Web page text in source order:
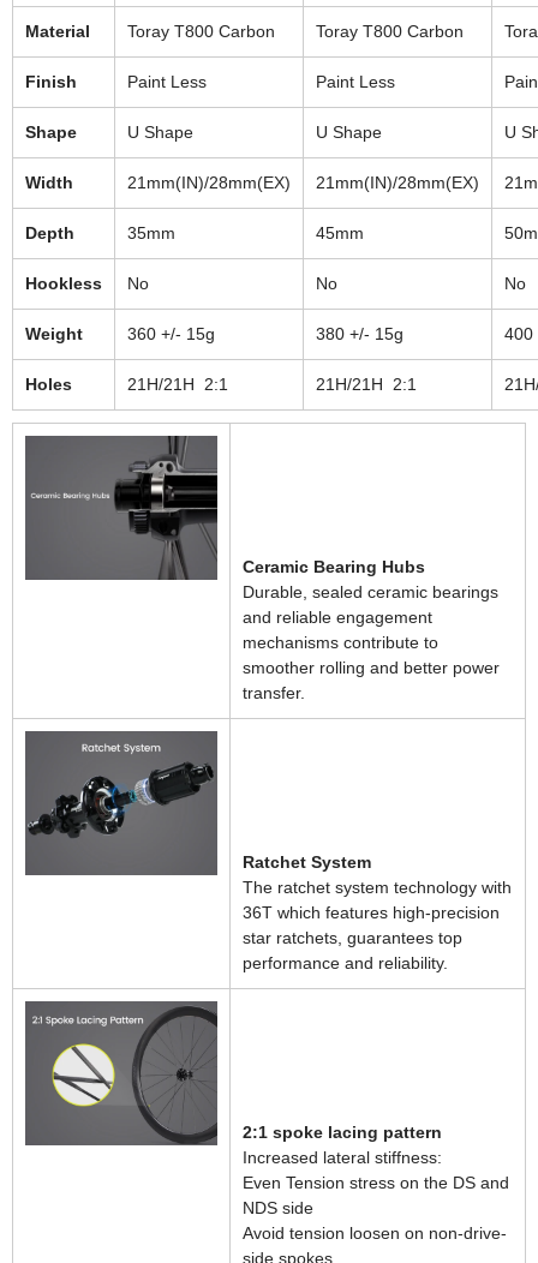
Material Toray T800 Carbon Toray T800 Carbon
Finish Paint Less Paint Less
Shape U Shape U Shape U
Width 21mm(IN)/28mm(EX) 21mm(IN)/28mm(EX)
Depth 35mm 45mm
Hookless No No No
Weight 360 +/- 15g 380 +/- 15g 400
Holes 21H/21H 2:1 21H/21H 2:1
Ceramic Bearing Hubs
Durable, sealed ceramic bearings
and reliable engagement
mechanisms contribute to
smoother rolling and better power
transfer.
Ratchet System
The ratchet system technology with
36T which features high-precision
star ratchets, guarantees top
performance and reliability.
2:1 spoke lacing pattern
Increased lateral stiffness:
Even Tension stress on the DS and
NDS side
Avoid tension loosen on non-drive-
side spokes